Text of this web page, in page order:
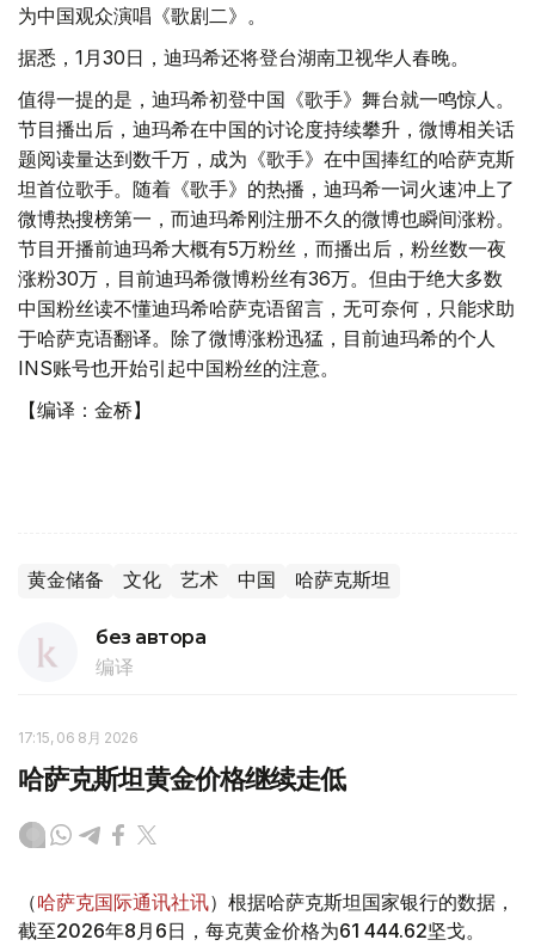
为中国观众演唱《歌剧二》。
据悉，1月30日，迪玛希还将登台湖南卫视华人春晚。
值得一提的是，迪玛希初登中国《歌手》舞台就一鸣惊人。
节目播出后，迪玛希在中国的讨论度持续攀升，微博相关话
题阅读量达到数千万，成为《歌手》在中国捧红的哈萨克斯
坦首位歌手。随着《歌手》的热播，迪玛希一词火速冲上了
微博热搜榜第一，而迪玛希刚注册不久的微博也瞬间涨粉。
节目开播前迪玛希大概有5万粉丝，而播出后，粉丝数一夜
涨粉30万，目前迪玛希微博粉丝有36万。但由于绝大多数
中国粉丝读不懂迪玛希哈萨克语留言，无可奈何，只能求助
于哈萨克语翻译。除了微博涨粉迅猛，目前迪玛希的个人
INS账号也开始引起中国粉丝的注意。
【编译：金桥】
黄金储备 文化 艺术 中国 哈萨克斯坦
без автора
编译
17:15, 06 8月 2026
哈萨克斯坦黄金价格继续走低
（哈萨克国际通讯社讯）根据哈萨克斯坦国家银行的数据，
截至2026年8月6日，每克黄金价格为61 444.62坚戈。